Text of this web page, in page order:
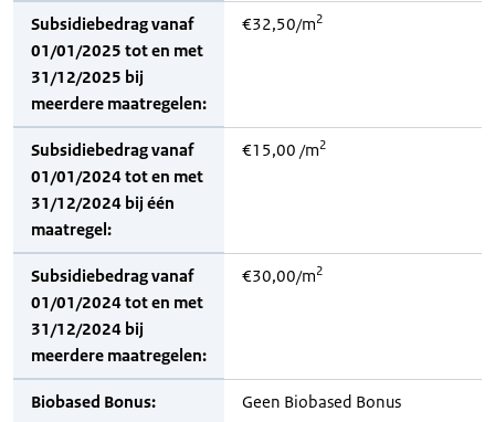
Subsidiebedrag vanaf
01/01/2025 tot en met
31/12/2025 bij
meerdere maatregelen:
€32,50/m2
Subsidiebedrag vanaf
01/01/2024 tot en met
31/12/2024 bij één
maatregel:
€15,00 /m2
Subsidiebedrag vanaf
01/01/2024 tot en met
31/12/2024 bij
meerdere maatregelen:
€30,00/m2
Biobased Bonus: Geen Biobased Bonus